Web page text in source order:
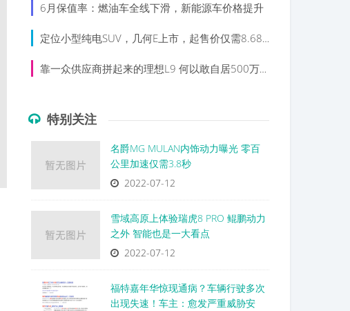
6月保值率：燃油车全线下滑，新能源车价格提升
定位小型纯电SUV，几何E上市，起售价仅需8.68万元？
靠一众供应商拼起来的理想L9 何以敢自居500万以内最好的家用SUV？
特别关注
名爵MG MULAN内饰动力曝光 零百
公里加速仅需3.8秒
2022-07-12
雪域高原上体验瑞虎8 PRO 鲲鹏动力
之外 智能也是一大看点
2022-07-12
福特嘉年华惊现通病？车辆行驶多次
出现失速！车主：愈发严重威胁安